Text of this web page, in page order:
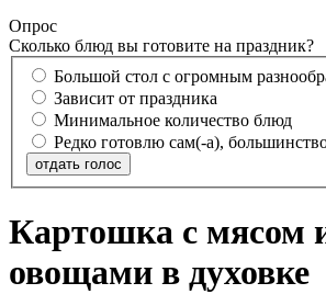
Опрос
Сколько блюд вы готовите на праздник?
Большой стол с огромным
Зависит от праздника
Минимальное количество блюд
Редко готовлю сам(-а),
отдать голос
Картошка с мясом
овощами в духовке